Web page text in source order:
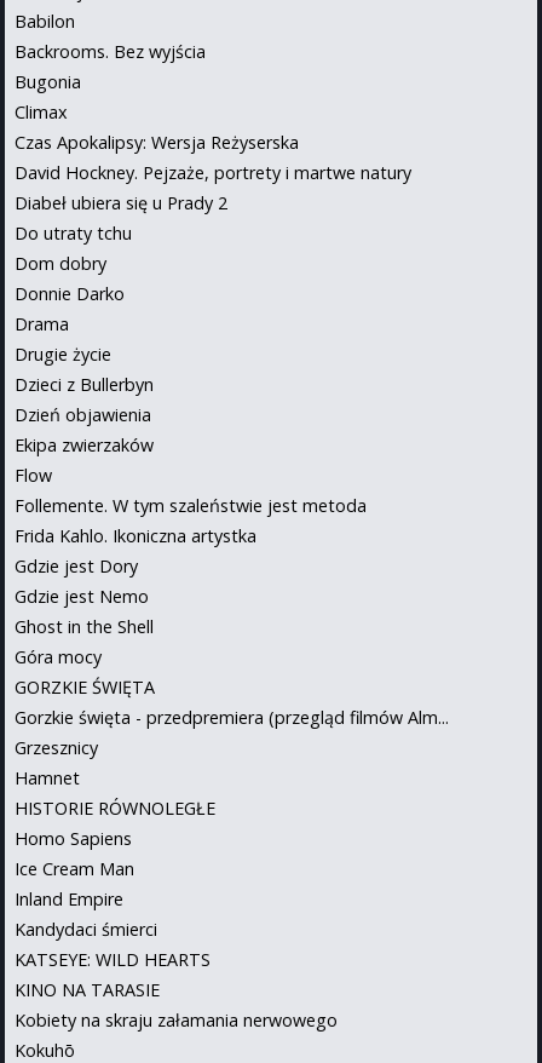
Babilon
Backrooms. Bez wyjścia
Bugonia
Climax
Czas Apokalipsy: Wersja Reżyserska
David Hockney. Pejzaże, portrety i martwe natury
Diabeł ubiera się u Prady 2
Do utraty tchu
Dom dobry
Donnie Darko
Drama
Drugie życie
Dzieci z Bullerbyn
Dzień objawienia
Ekipa zwierzaków
Flow
Follemente. W tym szaleństwie jest metoda
Frida Kahlo. Ikoniczna artystka
Gdzie jest Dory
Gdzie jest Nemo
Ghost in the Shell
Góra mocy
GORZKIE ŚWIĘTA
Gorzkie święta - przedpremiera (przegląd filmów Alm...
Grzesznicy
Hamnet
HISTORIE RÓWNOLEGŁE
Homo Sapiens
Ice Cream Man
Inland Empire
Kandydaci śmierci
KATSEYE: WILD HEARTS
KINO NA TARASIE
Kobiety na skraju załamania nerwowego
Kokuhō